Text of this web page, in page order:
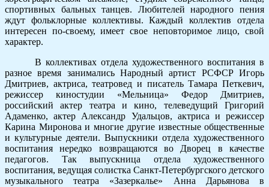
спортивных бальных танцев. Любителей народного пения
ждут фольклорные коллективы. Каждый коллектив отдела
интересен по-своему, имеет свое неповторимое лицо, свой
характер.
В коллективах отдела художественного воспитания в
разное время занимались Народный артист РСФСР Игорь
Дмитриев, актриса, театровед и писатель Тамара Петкевич,
режиссер киностудии «Мельница» Федор Дмитриев,
российский актер театра и кино, телеведущий Григорий
Адаменко, актер Александр Удальцов, актриса и режиссер
Карина Миронова и многие другие известные общественные
и культурные деятели. Выпускники отдела художественного
воспитания нередко возвращаются во Дворец в качестве
педагогов. Так выпускница отдела художественного
воспитания, ведущая солистка Санкт-Петербургского детского
музыкального театра «Зазеркалье» Анна Дарьянова в